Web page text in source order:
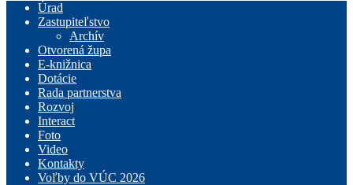
Úrad
Zastupiteľstvo
Archív
Otvorená župa
E-knižnica
Dotácie
Rada partnerstva
Rozvoj
Interact
Foto
Video
Kontakty
Voľby do VÚC 2026